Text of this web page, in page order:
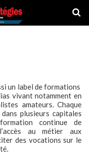
un label de formations
vivant notamment en
amateurs. Chaque
plusieurs capitales
continue de
au métier aux
des vocations sur le